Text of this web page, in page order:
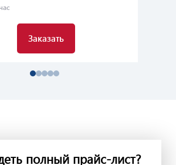
Заказать
полный прайс-лист?